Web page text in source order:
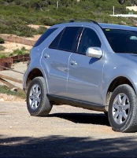
14:00
16:00
18:00
20:00
22:00